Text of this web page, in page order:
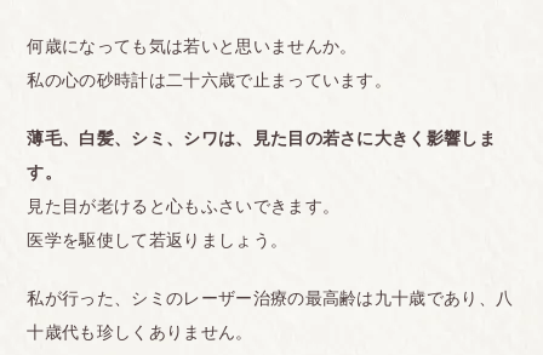
何歳になっても気は若いと思いませんか。
私の心の砂時計は二十六歳で止まっています。
薄毛、白髪、シミ、シワは、見た目の若さに大きく影響しま
す。
見た目が老けると心もふさいできます。
医学を駆使して若返りましょう。
私が行った、シミのレーザー治療の最高齢は九十歳であり、八
十歳代も珍しくありません。